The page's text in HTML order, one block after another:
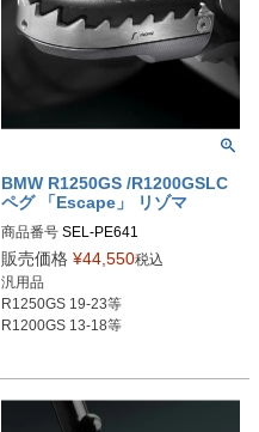
BMW R1250GS /R1200GSLC
ペグ 「Escape」 リゾマ
商品番号 SEL-PE641
PE641B：ブラック
PE641D：グレイ
PE641U：ブルー
販売価格 ¥44,550税込
汎用品
R1250GS 19-23等